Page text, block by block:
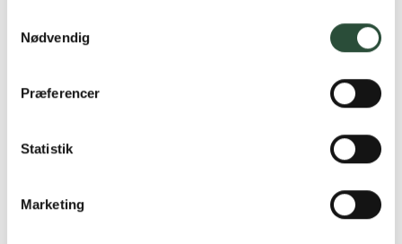
Nødvendig
Præferencer
Statistik
Marketing